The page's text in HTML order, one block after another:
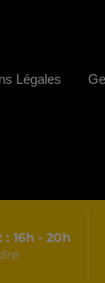
: 16h - 20h
Légales